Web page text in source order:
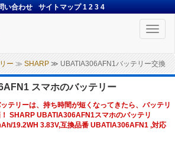
い合わせ サイトマップ 1 2 3 4
Toggle
ー ≫ SHARP ≫ UBATIA306AFN1バッテリー交換
スマホのバッテリー
テリーは、持ち時間が短くなってきたら、バッテリ
SHARP UBATIA306AFN1スマホのバッテリ
19.2WH 3.83V,互換品番 UBATIA306AFN1 ,対応